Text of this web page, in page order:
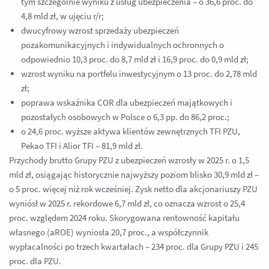
4,8 mld zł, w ujęciu r/r;
dwucyfrowy wzrost sprzedaży ubezpieczeń
pozakomunikacyjnych i indywidualnych ochronnych o
odpowiednio 10,3 proc. do 8,7 mld zł i 16,9 proc. do 0,9 mld zł;
wzrost wyniku na portfelu inwestycyjnym o 13 proc. do 2,78 mld
zł;
poprawa wskaźnika COR dla ubezpieczeń majątkowych i
pozostałych osobowych w Polsce o 6,3 pp. do 86,2 proc.;
o 24,6 proc. wyższe aktywa klientów zewnętrznych TFI PZU,
Pekao TFI i Alior TFI – 81,9 mld zł.
Przychody brutto Grupy PZU z ubezpieczeń wzrosły w 2025 r. o 1,5
mld zł, osiągając historycznie najwyższy poziom blisko 30,9 mld zł –
o 5 proc. więcej niż rok wcześniej. Zysk netto dla akcjonariuszy PZU
wyniósł w 2025 r. rekordowe 6,7 mld zł, co oznacza wzrost o 25,4
proc. względem 2024 roku. Skorygowana rentowność kapitału
własnego (aROE) wyniosła 20,7 proc., a współczynnik
wypłacalności po trzech kwartałach – 234 proc. dla Grupy PZU i 245
proc. dla PZU.